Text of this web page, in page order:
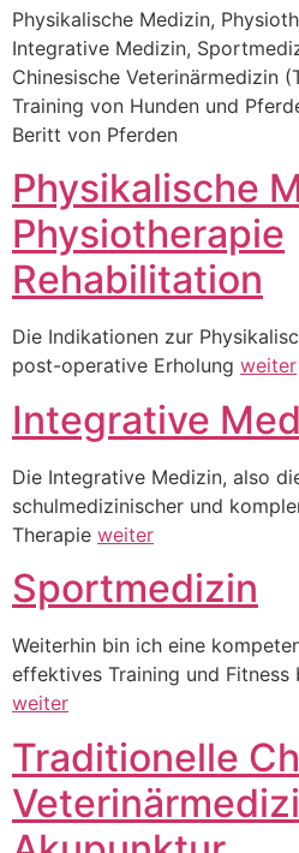
Physikalische Medizin,
Integrative Medizin,
Chinesische Veterinärmedizin
Training von Hunden und
Beritt von Pferden
Physikalische
Physiotherapie
Rehabilitation
Die Indikationen zur
post-operative Erholung weiter
Integrative
Die Integrative Medizin, also
schulmedizinischer und
Therapie weiter
Sportmedizin
Weiterhin bin ich eine
effektives Training und Fitness
weiter
Traditionelle